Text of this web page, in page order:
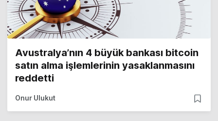
Avustralya’nın 4 büyük bankası bitcoin
satın alma işlemlerinin yasaklanmasını
reddetti
Onur Ulukut